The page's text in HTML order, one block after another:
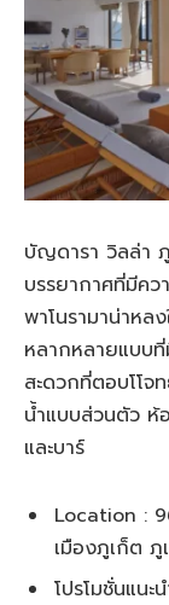
บัญดารา วิลล่า
บรรยากาศที่มีคว
พาโนรามาน่าหล
หลากหลายแบบ
สะดวกที่ตอบโโจ
น้ำแบบส่วนตัว ห้
และบาร์
Location :
เมืองภูเก็ต
โปรโมชั่นแน